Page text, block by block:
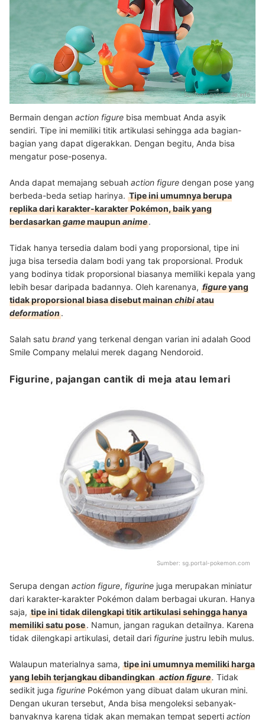
Sumber:goodsmile.info
Bermain dengan action figure bisa membuat Anda asyik
sendiri. Tipe ini memiliki titik artikulasi sehingga ada bagian-
bagian yang dapat digerakkan. Dengan begitu, Anda bisa
mengatur pose-posenya.
Anda dapat memajang sebuah action figure dengan pose yang
berbeda-beda setiap harinya. Tipe ini umumnya berupa
replika dari karakter-karakter Pokémon, baik yang
berdasarkangamemaupunanime.
Tidak hanya tersedia dalam bodi yang proporsional, tipe ini
juga bisa tersedia dalam bodi yang tak proporsional. Produk
yang bodinya tidak proporsional biasanya memiliki kepala yang
lebih besar daripada badannya. Oleh karenanya, figureyang
tidak proporsional biasa disebut mainanchibiatau
deformation.
Salah satu brand yang terkenal dengan varian ini adalah Good
Smile Company melalui merek dagang Nendoroid.
Figurine, pajangan cantik di meja atau lemari
Sumber: sg.portal-pokemon.com
Serupa dengan action figure, figurine juga merupakan miniatur
dari karakter-karakter Pokémon dalam berbagai ukuran. Hanya
saja, tipe ini tidak dilengkapi titik artikulasi sehingga hanya
memiliki satu pose. Namun, jangan ragukan detailnya. Karena
tidak dilengkapi artikulasi, detail dari figurine justru lebih mulus.
Walaupun materialnya sama, tipe ini umumnya memiliki harga
yang lebih terjangkau dibandingkan action figure. Tidak
sedikit juga figurine Pokémon yang dibuat dalam ukuran mini.
Dengan ukuran tersebut, Anda bisa mengoleksi sebanyak-
banyaknya karena tidak akan memakan tempat seperti action